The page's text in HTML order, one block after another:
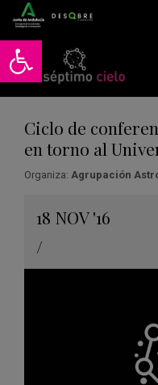
Abrir barra de herramientas
Ciclo de
en torno al
Organiza: Agrupación
18 NOV'16
/